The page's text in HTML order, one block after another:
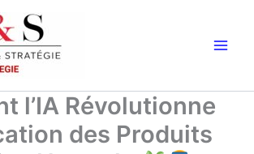
l’IA Révolutionne
des Produits